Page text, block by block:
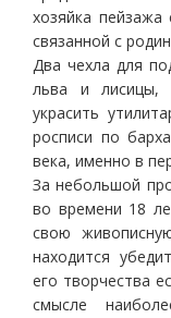
хозяйка
связанной с
Два чехла для
льва и лисицы,
украсить
росписи по
века, именно в
За небольшой
во времени 18
свою
находится
его творчества
смысле